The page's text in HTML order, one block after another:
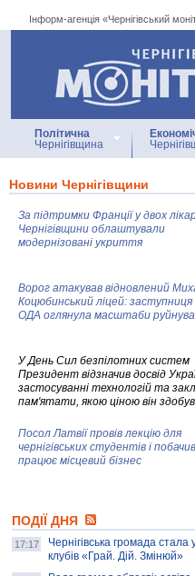
Інформ-агенція «Чернігівський
Інформ-агенція
«Чернігівський
Політична
Чернігівщина
Новини Чернігівщини
За підтримки Франції у двох
Чернігівщини облаштували
модернізовані укриття
Ворог атакував відновлений
Коцюбинський ліцей: заступниця
ОДА оглянула масштаби
У День Сил безпілотних систем
Президент відзначив досвід
застосуванні технологій та
пам'ятати, якою ціною він
Посол Латвії провів лекцію для
чернігівських студентів і
працює місцевий бізнес
колекцію про війну, емоції та
ПОДІЇ ДНЯ
17:17
Чернігівська громада стала
клубів «Грай. Дій. Змінюй»